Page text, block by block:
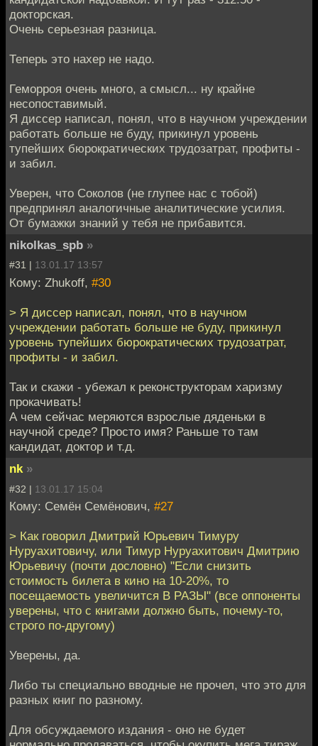
докторская.
Очень серьезная разница.
Теперь это нахер не надо.
Геморроя очень много, а смысл... ну крайне
несопоставимый.
Я диссер написал, понял, что в научном учреждении
работать больше не буду, прикинул уровень
тупейших бюрократических трудозатрат, профиты -
и забил.
Уверен, что Соколов (не глупее нас с тобой)
предпринял аналогичные аналитические усилия.
От бумажки знаний у тебя не прибавится.
nikolkas_spb »
#31 | 13.01.17 13:57
Кому: Zhukoff, #30
> Я диссер написал, понял, что в научном
учреждении работать больше не буду, прикинул
уровень тупейших бюрократических трудозатрат,
профиты - и забил.
Так и скажи - убежал к реконструкторам харизму
прокачивать!
А чем сейчас меряются взрослые дяденьки в
научной среде? Просто имя? Раньше то там
кандидат, доктор и т.д.
nk »
#32 | 13.01.17 15:04
Кому: Семён Семёнович, #27
> Как говорил Дмитрий Юрьевич Тимуру
Нуруахитовичу, или Тимур Нуруахитович Дмитрию
Юрьевичу (почти дословно) "Если снизить
стоимость билета в кино на 10-20%, то
посещаемость увеличится В РАЗЫ" (все оппоненты
уверены, что с книгами должно быть, почему-то,
строго по-другому)
Уверены, да.
Либо ты специально вводные не прочел, что это для
разных книг по разному.
Для обсуждаемого издания - оно не будет